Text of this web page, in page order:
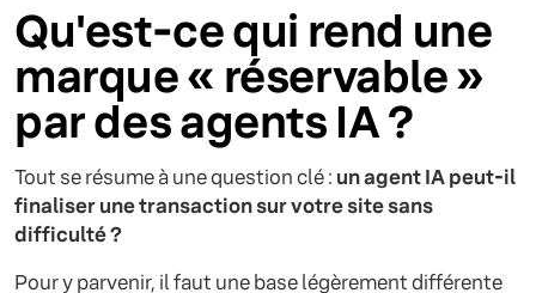
Qu'est-ce qui rend une
marque « réservable »
par des agents IA ?
Tout se résume à une question clé : un agent IA peut-il
finaliser une transaction sur votre site sans
difficulté ?
Pour y parvenir, il faut une base légèrement différente